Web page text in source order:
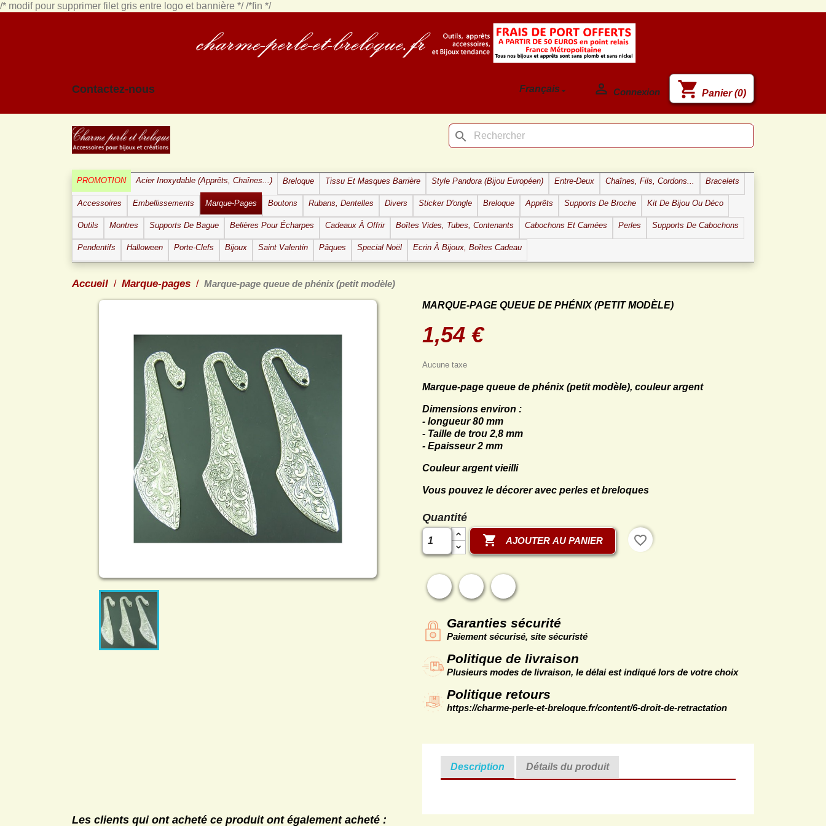
/* modif pour supprimer filet gris entre logo et bannière *//*fin */
Contactez-nous Français  Connexion shopping_cart Panier (0)
search
PROMOTION Acier Inoxydable (apprêts, Chaînes...) Breloque Tissu Et Masques Barrière Style Pandora (bijou Européen) Entre-Deux Chaînes, Fils, Cordons... Bracelets
Accessoires Embellissements Marque-Pages Boutons Rubans, Dentelles Divers Sticker D'ongle Breloque Apprêts Supports De Broche Kit De Bijou Ou Déco
Outils Montres Supports De Bague Belières Pour Écharpes Cadeaux À Offrir Boîtes Vides, Tubes, Contenants Cabochons Et Camées Perles Supports De Cabochons
Pendentifs Halloween Porte-Clefs Bijoux Saint Valentin Pâques Special Noël Ecrin À Bijoux, Boîtes Cadeau
Accueil Marque-pages Marque-page queue de phénix (petit modèle)
MARQUE-PAGE QUEUE DE PHÉNIX (PETIT MODÈLE)
1,54 €
Aucune taxe
Marque-page queue de phénix (petit modèle), couleur argent
Dimensions environ :
- longueur 80 mm
- Taille de trou 2,8 mm
- Epaisseur 2 mm
Couleur argent vieilli
Vous pouvez le décorer avec perles et breloques
Quantité
 AJOUTER AU PANIER favorite_border
PartagerTweet Pinterest
Garanties sécurité
Paiement sécurisé, site sécuristé
Politique de livraison
Plusieurs modes de livraison, le délai est indiqué lors de votre choix
Politique retours
https://charme-perle-et-breloque.fr/content/6-droit-de-retractation
Description Détails du produit
Les clients qui ont acheté ce produit ont également acheté :